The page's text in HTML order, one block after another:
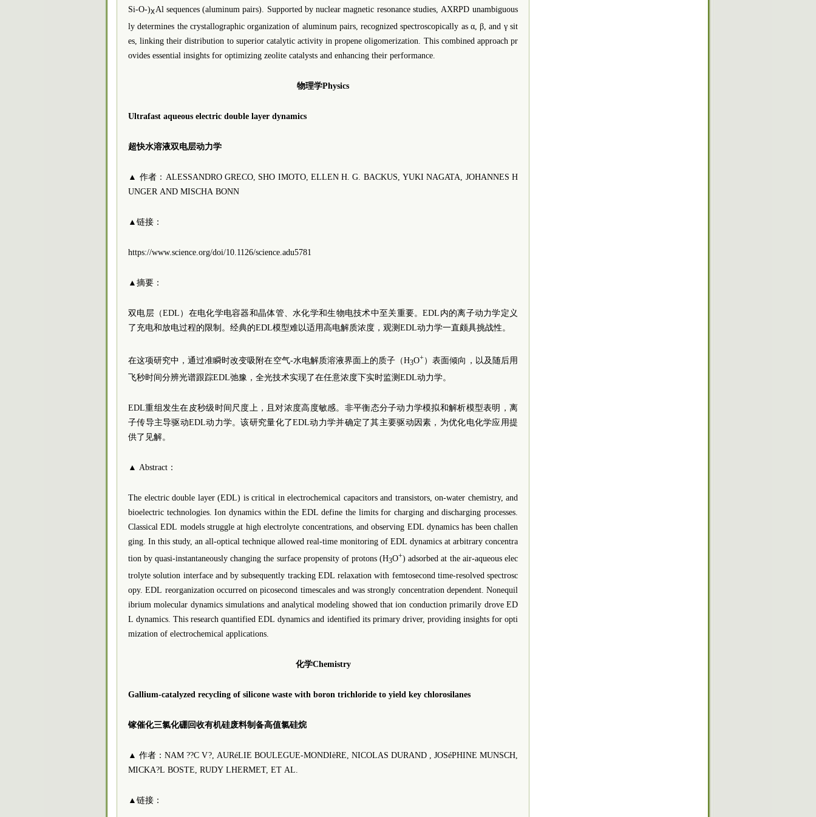
Si-O-)xAl sequences (aluminum pairs). Supported by nuclear magnetic resonance studies, AXRPD unambiguous
ly determines the crystallographic organization of aluminum pairs, recognized spectroscopically as α, β, and γ sit
es, linking their distribution to superior catalytic activity in propene oligomerization. This combined approach pr
ovides essential insights for optimizing zeolite catalysts and enhancing their performance.
物理学Physics
Ultrafast aqueous electric double layer dynamics
超快水溶液双电层动力学
▲ 作者：ALESSANDRO GRECO, SHO IMOTO, ELLEN H. G. BACKUS, YUKI NAGATA, JOHANNES H
UNGER AND MISCHA BONN
▲链接：
https://www.science.org/doi/10.1126/science.adu5781
▲摘要：
双电层（EDL）在电化学电容器和晶体管、水化学和生物电技术中至关重要。EDL内的离子动力学定义
了充电和放电过程的限制。经典的EDL模型难以适用高电解质浓度，观测EDL动力学一直颇具挑战性。
在这项研究中，通过准瞬时改变吸附在空气-水电解质溶液界面上的质子（H3O+）表面倾向，以及随后用
飞秒时间分辨光谱跟踪EDL弛豫，全光技术实现了在任意浓度下实时监测EDL动力学。
EDL重组发生在皮秒级时间尺度上，且对浓度高度敏感。非平衡态分子动力学模拟和解析模型表明，离
子传导主导驱动EDL动力学。该研究量化了EDL动力学并确定了其主要驱动因素，为优化电化学应用提
供了见解。
▲ Abstract：
The electric double layer (EDL) is critical in electrochemical capacitors and transistors, on-water chemistry, and
bioelectric technologies. Ion dynamics within the EDL define the limits for charging and discharging processes.
Classical EDL models struggle at high electrolyte concentrations, and observing EDL dynamics has been challen
ging. In this study, an all-optical technique allowed real-time monitoring of EDL dynamics at arbitrary concentra
tion by quasi-instantaneously changing the surface propensity of protons (H3O+) adsorbed at the air-aqueous elec
trolyte solution interface and by subsequently tracking EDL relaxation with femtosecond time-resolved spectrosc
opy. EDL reorganization occurred on picosecond timescales and was strongly concentration dependent. Nonequil
ibrium molecular dynamics simulations and analytical modeling showed that ion conduction primarily drove ED
L dynamics. This research quantified EDL dynamics and identified its primary driver, providing insights for opti
mization of electrochemical applications.
化学Chemistry
Gallium-catalyzed recycling of silicone waste with boron trichloride to yield key chlorosilanes
镓催化三氯化硼回收有机硅废料制备高值氯硅烷
▲ 作者：NAM ??C V?, AURéLIE BOULEGUE-MONDIèRE, NICOLAS DURAND , JOSéPHINE MUNSCH,
MICKA?L BOSTE, RUDY LHERMET, ET AL.
▲链接：